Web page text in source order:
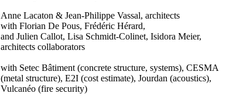
Anne Lacaton & Jean-Philippe Vassal, architects
with Florian De Pous, Frédéric Hérard,
and Julien Callot, Lisa Schmidt-Colinet, Isidora Meier,
architects collaborators
with Setec Bâtiment (concrete structure, systems), CESMA
(metal structure), E2I (cost estimate), Jourdan (acoustics),
Vulcanéo (fire security)